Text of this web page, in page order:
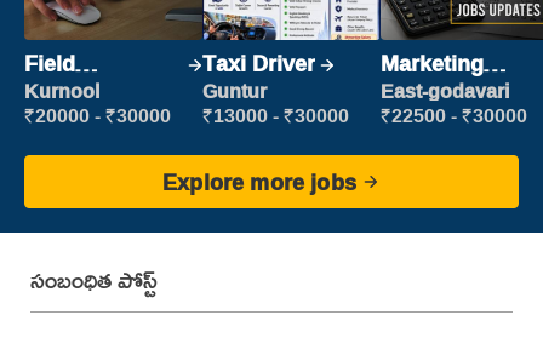
Field
Marketing
Executive
Kurnool
₹20000 - ₹30000
Taxi Driver
Guntur
₹13000 - ₹30000
Marketing
Executive
East-godavari
₹22500 - ₹30000
Explore more jobs
సంబంధిత పోస్ట్